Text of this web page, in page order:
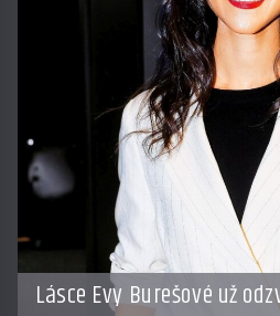
Lásce Evy Burešové už